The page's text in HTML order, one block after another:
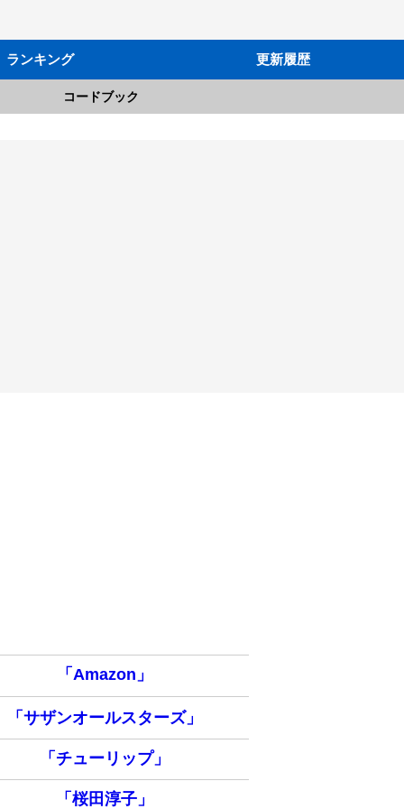
ランキング 更新履歴
コードブック
「Amazon」
「サザンオールスターズ」
「チューリップ」
「桜田淳子」